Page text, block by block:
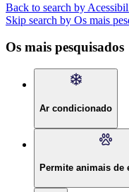
Back to search by
Skip search by Os mais
Os mais pesquisados
Ar condicionado
Permite animais de